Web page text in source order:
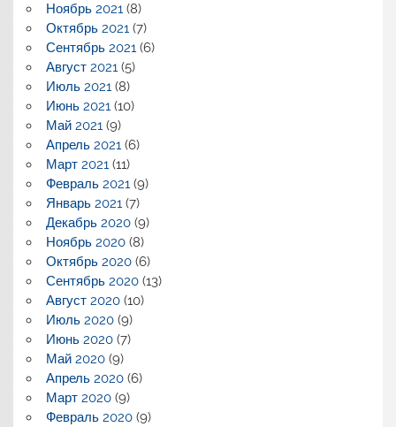
Ноябрь 2021(8)
Октябрь 2021(7)
Сентябрь 2021(6)
Август 2021(5)
Июль 2021(8)
Июнь 2021(10)
Май 2021(9)
Апрель 2021(6)
Март 2021(11)
Февраль 2021(9)
Январь 2021(7)
Декабрь 2020(9)
Ноябрь 2020(8)
Октябрь 2020(6)
Сентябрь 2020(13)
Август 2020(10)
Июль 2020(9)
Июнь 2020(7)
Май 2020(9)
Апрель 2020(6)
Март 2020(9)
Февраль 2020(9)